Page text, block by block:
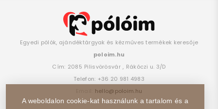
Egyedi pólók, ajándéktárgyak és kézműves termékek keresője
poloim.hu
Cím: 2085 Pilisvörösvár , Rákóczi u. 3/D
Telefon: +36 20 981 4983
hello@poloim.hu
A weboldalon cookie-kat használunk a tartalom és a